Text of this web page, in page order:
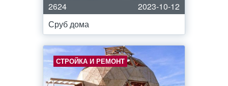
2624
2023-10-12
Сруб дома
СТРОЙКА И РЕМОНТ